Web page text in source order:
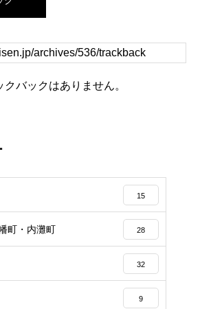
バックはありません。
15
町・内灘町 28
32
9